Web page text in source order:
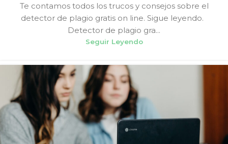
Te contamos todos los trucos y consejos sobre el
detector de plagio gratis on line. Sigue leyendo.
Detector de plagio gra...
Seguir Leyendo